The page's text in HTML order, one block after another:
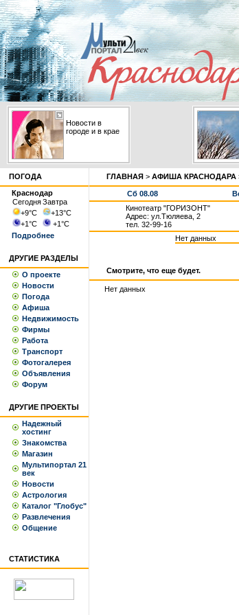
Новости в
городе и в крае
ПОГОДА
Краснодар
СегодняЗавтра
+9°С +13°С
+1°С +1°С
Подробнее
ДРУГИЕ РАЗДЕЛЫ
О проекте
Новости
Погода
Афиша
Недвижимость
Фирмы
Работа
Транспорт
Фотогалерея
Объявления
Форум
ДРУГИЕ ПРОЕКТЫ
Надежный
хостинг
Знакомства
Магазин
Мультипортал 21
век
Новости
Астрология
Каталог "Глобус"
Развлечения
Общение
СТАТИСТИКА
ГЛАВНАЯ > АФИША КРАСНОДАРА
Сб 08.08
Кинотеатр "ГОРИЗОНТ"
Адрес: ул.Тюляева, 2
тел. 32-99-16
Нет данных
Смотрите, что еще будет.
Нет данных